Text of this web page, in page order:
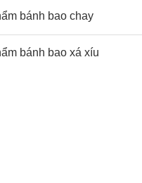
bánh bao chay
bánh bao xá xíu